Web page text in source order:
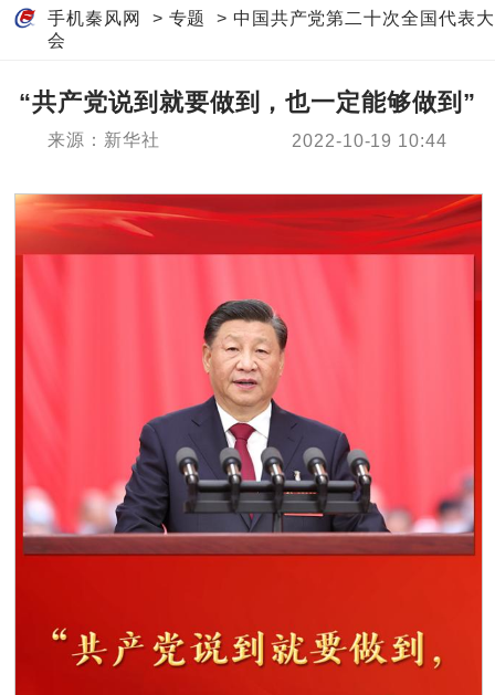
手机秦风网 > 专题 > 中国共产党第二十次全国代表大
会
“共产党说到就要做到，也一定能够做到”
来源：新华社 2022-10-19 10:44